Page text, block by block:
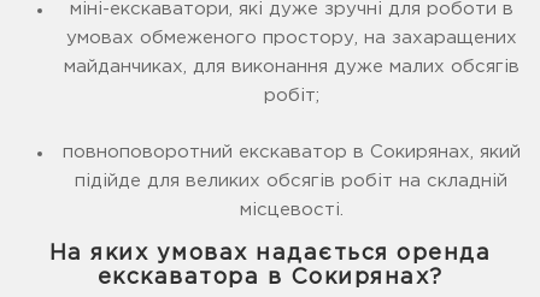
міні-екскаватори, які дуже зручні для роботи в
умовах обмеженого простору, на захаращених
майданчиках, для виконання дуже малих обсягів
робіт;
повноповоротний екскаватор в Сокирянах, який
підійде для великих обсягів робіт на складній
місцевості.
На яких умовах надається оренда
екскаватора в Сокирянах?